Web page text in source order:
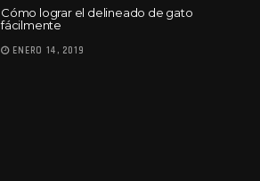
Cómo lograr el delineado de gato
fácilmente
ENERO 14, 2019